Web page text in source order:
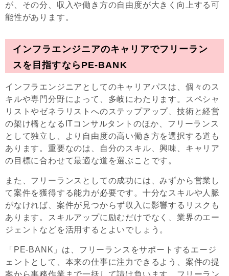
が、その分、収入や働き方の自由度が大きく向上する可
能性があります。
インフラエンジニアのキャリアでフリーラン
スを目指すならPE-BANK
インフラエンジニアとしてのキャリアパスは、個々のス
キルや専門分野によって、多岐にわたります。スペシャ
リストやゼネラリストへのステップアップ、技術と経営
の架け橋となるITコンサルタントのほか、フリーランス
として独立し、より自由度の高い働き方を選択する道も
あります。重要なのは、自分のスキル、興味、キャリア
の目標に合わせて最適な道を選ぶことです。
また、フリーランスとしての成功には、みずから営業し
て案件を獲得する能力が必要です。十分なスキルや人脈
がなければ、案件が見つからず収入に影響するリスクも
あります。スキルアップに励むだけでなく、業界のエー
ジェントなどを活用するとよいでしょう。
「PE-BANK」は、フリーランスをサポートするエージ
ェントとして、本来の仕事に注力できるよう、案件の提
案から事務作業まで一括して請け負います。フリーラン